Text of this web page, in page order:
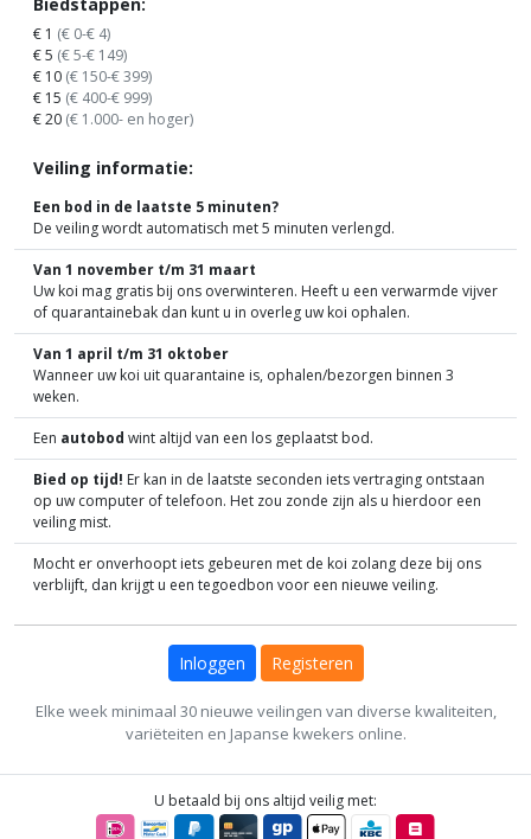
€ 1 (€ 0-€ 4)
€ 5 (€ 5-€ 149)
€ 10 (€ 150-€ 399)
€ 15 (€ 400-€ 999)
€ 20 (€ 1.000- en hoger)
Veiling informatie:
Een bod in de laatste 5 minuten?
De veiling wordt automatisch met 5 minuten verlengd.
Van 1 november t/m 31 maart
Uw koi mag gratis bij ons overwinteren. Heeft u een verwarmde vijver
of quarantainebak dan kunt u in overleg uw koi ophalen.
Van 1 april t/m 31 oktober
Wanneer uw koi uit quarantaine is, ophalen/bezorgen binnen 3
weken.
Een autobod wint altijd van een los geplaatst bod.
Bied op tijd! Er kan in de laatste seconden iets vertraging ontstaan
op uw computer of telefoon. Het zou zonde zijn als u hierdoor een
veiling mist.
Mocht er onverhoopt iets gebeuren met de koi zolang deze bij ons
verblijft, dan krijgt u een tegoedbon voor een nieuwe veiling.
Inloggen Registeren
Elke week minimaal 30 nieuwe veilingen van diverse kwaliteiten,
variëteiten en Japanse kwekers online.
U betaald bij ons altijd veilig met: